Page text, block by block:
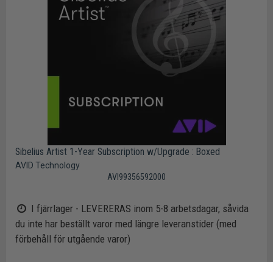
Sibelius Artist 1-Year Subscription w/Upgrade : Boxed
AVID Technology
AVI99356592000
I fjärrlager - LEVERERAS inom 5-8 arbetsdagar, såvida
du inte har beställt varor med längre leveranstider (med
förbehåll för utgående varor)